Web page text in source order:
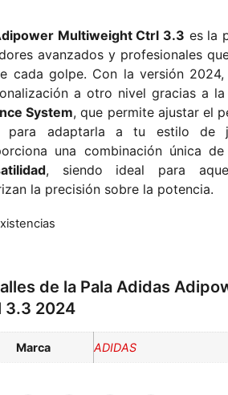
Multiweight Ctrl 3.3 es la
avanzados y profesionales
cada golpe. Con la versión
a otro nivel gracias a
System, que permite ajustar el
para adaptarla a tu estilo de
una combinación única de
, siendo ideal para
la precisión sobre la potencia.
de la Pala Adidas
3.3 2024
Marca ADIDAS